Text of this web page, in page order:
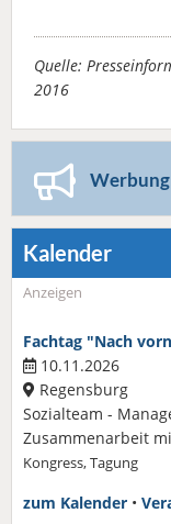
Quelle:
2016
Kalender
Anzeigen
Fachtag "Nach
10.11.2026
Regensburg
Sozialteam -
Zusammenarbeit
Kongress, Tagung
zum Kalender •